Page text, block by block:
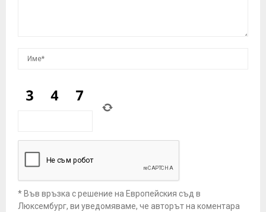
* Във връзка с решение на Европейския съд в
Люксембург, ви уведомяваме, че авторът на коментара